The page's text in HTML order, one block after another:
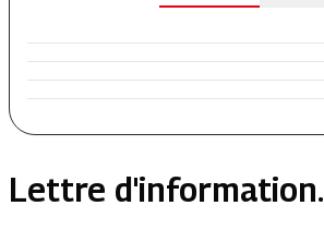
Lettre d'information.